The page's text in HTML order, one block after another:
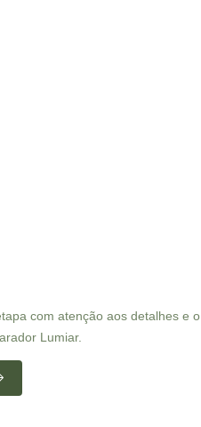
com atenção aos detalhes e o
Lumiar.